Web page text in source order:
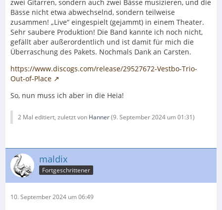
zwei Gitarren, sondern auch zwei Bässe musizieren, und die
Bässe nicht etwa abwechselnd, sondern teilweise
zusammen! „Live“ eingespielt (gejammt) in einem Theater.
Sehr saubere Produktion! Die Band kannte ich noch nicht,
gefällt aber außerordentlich und ist damit für mich die
Überraschung des Pakets. Nochmals Dank an Carsten.
https://www.discogs.com/release/29527672-Vestbo-Trio-
Out-of-Place
So, nun muss ich aber in die Heia!
2 Mal editiert, zuletzt von Hanner(9. September 2024 um 01:31)
maldix
Fortgeschrittener
10. September 2024 um 06:49